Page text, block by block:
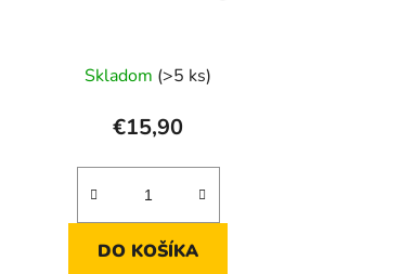
Skladom (>5 ks)
€15,90
DO KOŠÍKA